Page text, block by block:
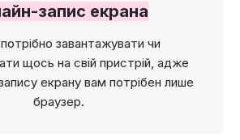
запис екрана
завантажувати чи
щось на свій пристрій, адже
екрану вам потрібен лише
браузер.